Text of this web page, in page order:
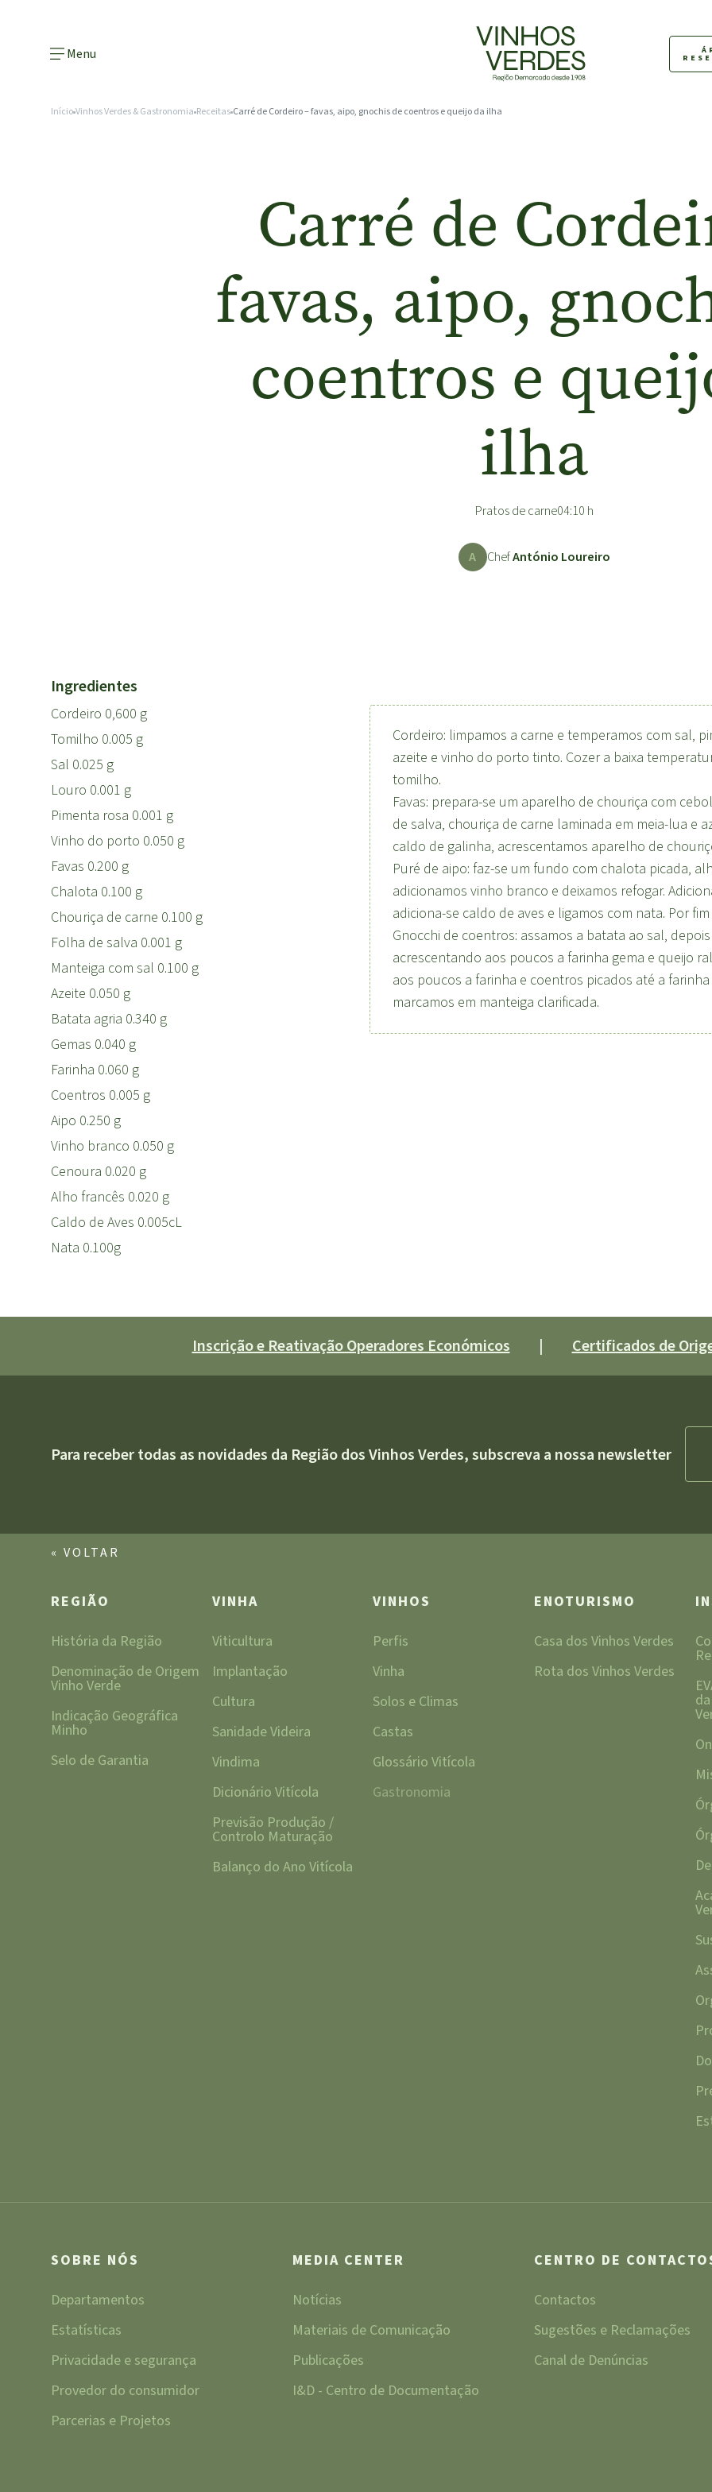
Menu
InícioVinhos Verdes & Gastronomia Receitas Carré de Cordeiro – favas, aipo, gnochis de coentros e queijo da ilha
Carré de
favas, aipo,
coentros e
ilha
Pratos de carne04:10 h
A ChefAntónio Loureiro
Ingredientes
Cordeiro 0,600 g
Tomilho 0.005 g
Sal 0.025 g
Louro 0.001 g
Pimenta rosa 0.001 g
Vinho do porto 0.050 g
Favas 0.200 g
Chalota 0.100 g
Chouriça de carne 0.100 g
Folha de salva 0.001 g
Manteiga com sal 0.100 g
Azeite 0.050 g
Batata agria 0.340 g
Gemas 0.040 g
Farinha 0.060 g
Coentros 0.005 g
Aipo 0.250 g
Vinho branco 0.050 g
Cenoura 0.020 g
Alho francês 0.020 g
Caldo de Aves 0.005cL
Nata 0.100g
Cordeiro: limpamos a carne e temperamos com sal,
azeite e vinho do porto tinto. Cozer a baixa
tomilho.
Favas: prepara-se um aparelho de chouriça com
de salva, chouriça de carne laminada em meia-lua e
caldo de galinha, acrescentamos aparelho de
Puré de aipo: faz-se um fundo com chalota picada,
adicionamos vinho branco e deixamos refogar.
adiciona-se caldo de aves e ligamos com nata. Por
Gnocchi de coentros: assamos a batata ao sal,
acrescentando aos poucos a farinha gema e queijo
aos poucos a farinha e coentros picados até a
marcamos em manteiga clarificada.
Inscrição e Reativação Operadores Económicos | Certificados de
Para receber todas as novidades da Região dos Vinhos Verdes, subscreva a nossa newsletter
« VOLTAR
REGIÃO
História da Região
Denominação de Origem
Vinho Verde
Indicação Geográfica
Minho
Selo de Garantia
VINHA
Viticultura
Implantação
Cultura
Sanidade Videira
Vindima
Dicionário Vitícola
Previsão Produção /
Controlo Maturação
Balanço do Ano Vitícola
VINHOS
Perfis
Vinha
Solos e Climas
Castas
Glossário Vitícola
Gastronomia
ENOTURISMO
Casa dos Vinhos Verdes
Rota dos Vinhos Verdes
SOBRE NÓS
Departamentos
Estatísticas
Privacidade e segurança
Provedor do consumidor
Parcerias e Projetos
MEDIA CENTER
Notícias
Materiais de Comunicação
Publicações
I&D - Centro de Documentação
CENTRO DE
Contactos
Sugestões e Reclamações
Canal de Denúncias